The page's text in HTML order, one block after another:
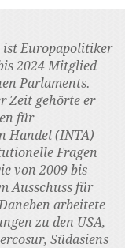
ist Europapolitiker
2024 Mitglied
Parlaments.
Zeit gehörte er
für
Handel (INTA)
Fragen
von 2009 bis
Ausschuss für
arbeitete
zu den USA,
Südasiens